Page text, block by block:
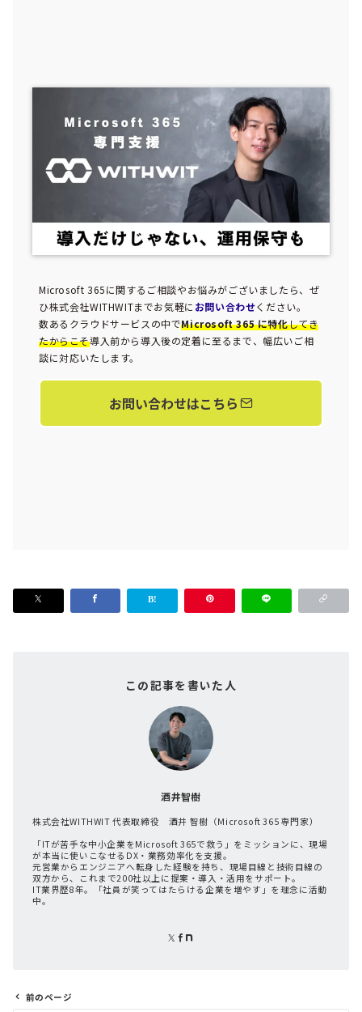
Microsoft 365に関するご相談やお悩みがございましたら、ぜ
ひ株式会社WITHWITまでお気軽に お問い合わせください。
数あるクラウドサービスの中でMicrosoft 365 に特化してき
たからこそ導入前から導入後の定着に至るまで、幅広いご相
談に対応いたします。
お問い合わせはこちら
この記事を書いた人
酒井智樹
株式会社WITHWIT 代表取締役 酒井 智樹（Microsoft 365 専門家）
「ITが苦手な中小企業をMicrosoft 365で救う」をミッションに、現場
が本当に使いこなせるDX・業務効率化を支援。
元営業からエンジニアへ転身した経験を持ち、現場目線と技術目線の
双方から、これまで200社以上に提案・導入・活用をサポート。
IT業界歴8年。「社員が笑ってはたらける企業を増やす」を理念に活動
中。
前のページ